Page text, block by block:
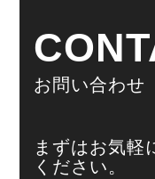
お問い合わせ
まずはお気軽
ください。